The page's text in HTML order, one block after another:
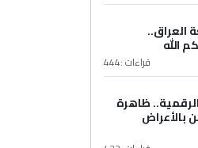
العراق..
الله
قراءات :444
الرقمية.. ظاهرة
بالأعراض